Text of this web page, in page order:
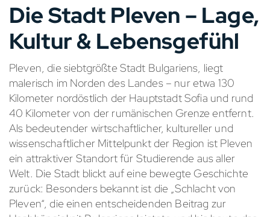
Die Stadt Pleven – Lage,
Kultur & Lebensgefühl
Pleven, die siebtgrößte Stadt Bulgariens, liegt
malerisch im Norden des Landes – nur etwa 130
Kilometer nordöstlich der Hauptstadt Sofia und rund
40 Kilometer von der rumänischen Grenze entfernt.
Als bedeutender wirtschaftlicher, kultureller und
wissenschaftlicher Mittelpunkt der Region ist Pleven
ein attraktiver Standort für Studierende aus aller
Welt. Die Stadt blickt auf eine bewegte Geschichte
zurück: Besonders bekannt ist die „Schlacht von
Pleven“, die einen entscheidenden Beitrag zur